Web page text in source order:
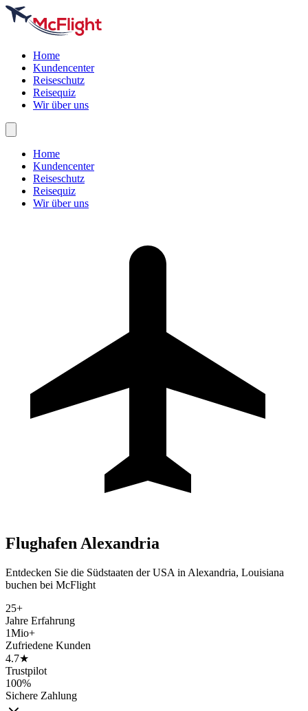
Home
Kundencenter
Reiseschutz
Reisequiz
Wir über uns
Home
Kundencenter
Reiseschutz
Reisequiz
Wir über uns
Flughafen Alexandria
Entdecken Sie die Südstaaten der USA in Alexandria, Louisiana
buchen bei McFlight
25+
Jahre Erfahrung
1Mio+
Zufriedene Kunden
4.7★
Trustpilot
100%
Sichere Zahlung